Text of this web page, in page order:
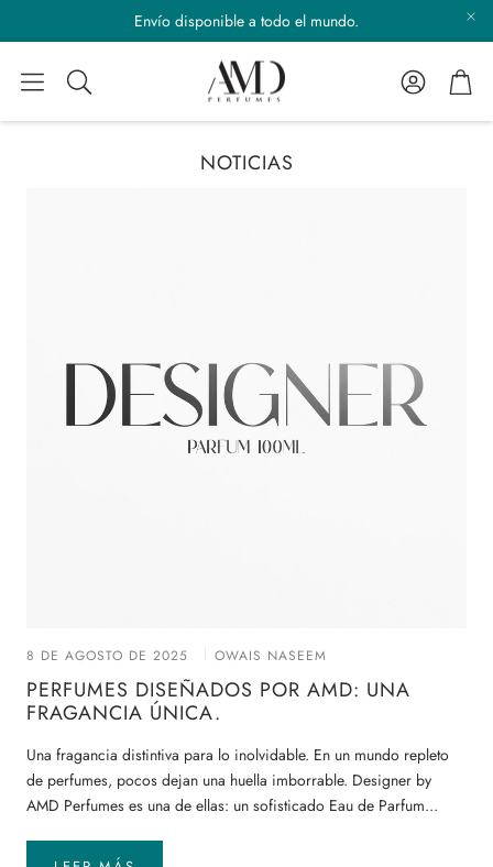
Envío disponible a todo el mundo.
Buscar
Cuenta
NOTICIAS
8 DE AGOSTO DE 2025 OWAIS NASEEM
PERFUMES DISEÑADOS POR AMD: UNA
FRAGANCIA ÚNICA.
Una fragancia distintiva para lo inolvidable. En un mundo repleto
de perfumes, pocos dejan una huella imborrable. Designer by
AMD Perfumes es una de ellas: un sofisticado Eau de Parfum...